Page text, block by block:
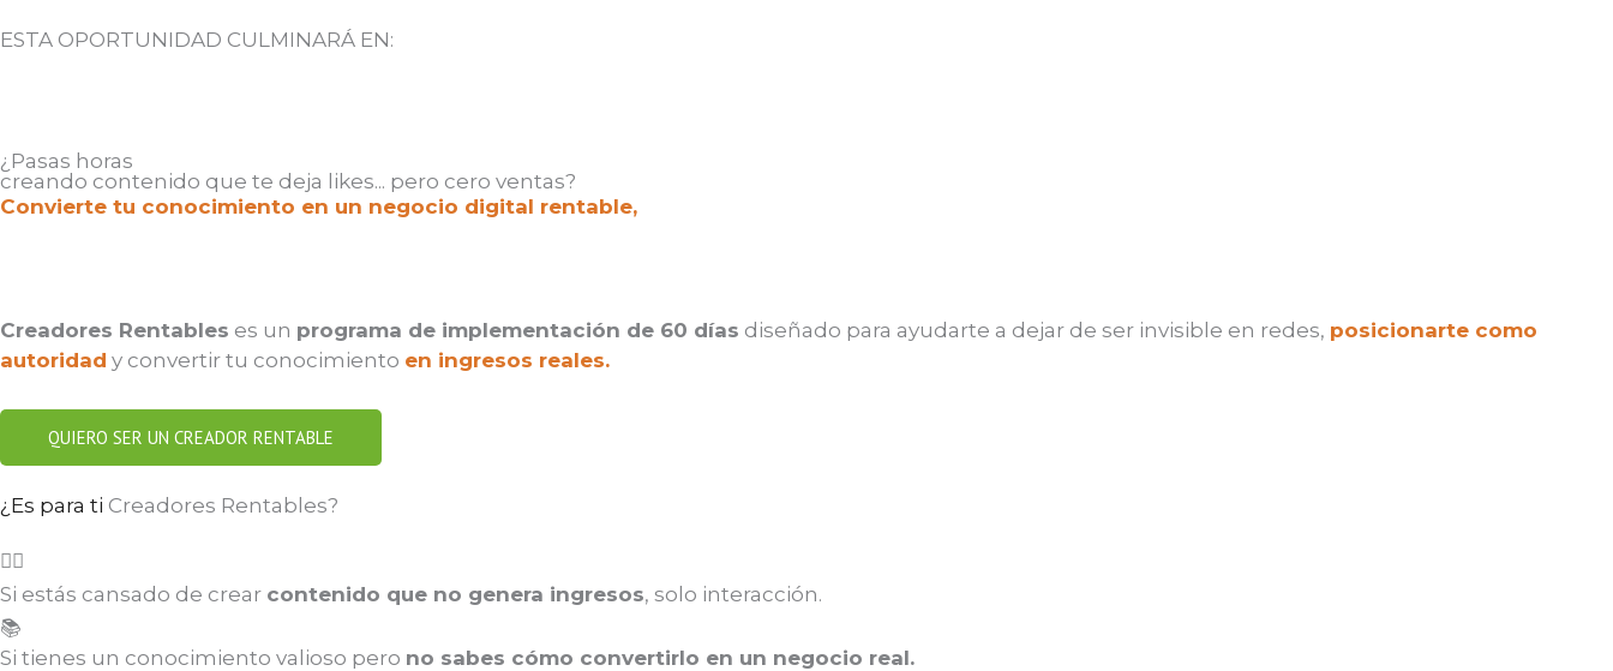
ESTA OPORTUNIDAD CULMINARÁ EN:
¿Pasas horas
creando contenido que te deja likes... pero cero ventas?
Convierte tu conocimiento en un negocio digital rentable,
Creadores Rentables es un programa de implementación de 60 días diseñado para ayudarte a dejar de ser invisible en redes, posicionarte como
autoridad y convertir tu conocimiento en ingresos reales.
QUIERO SER UN CREADOR RENTABLE
¿Es para ti Creadores Rentables?
😮‍💨
Si estás cansado de crear contenido que no genera ingresos, solo interacción.
📚
Si tienes un conocimiento valioso pero no sabes cómo convertirlo en un negocio real.